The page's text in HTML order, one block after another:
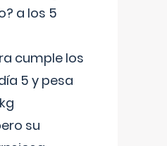
a los 5
cumple los
5 y pesa
su